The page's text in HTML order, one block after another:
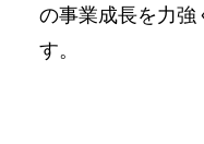
の事業成長を力強
す。